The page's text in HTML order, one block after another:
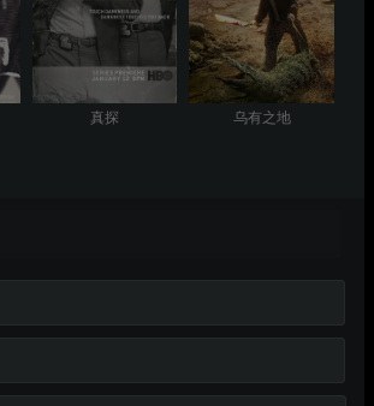
真探 乌有之地